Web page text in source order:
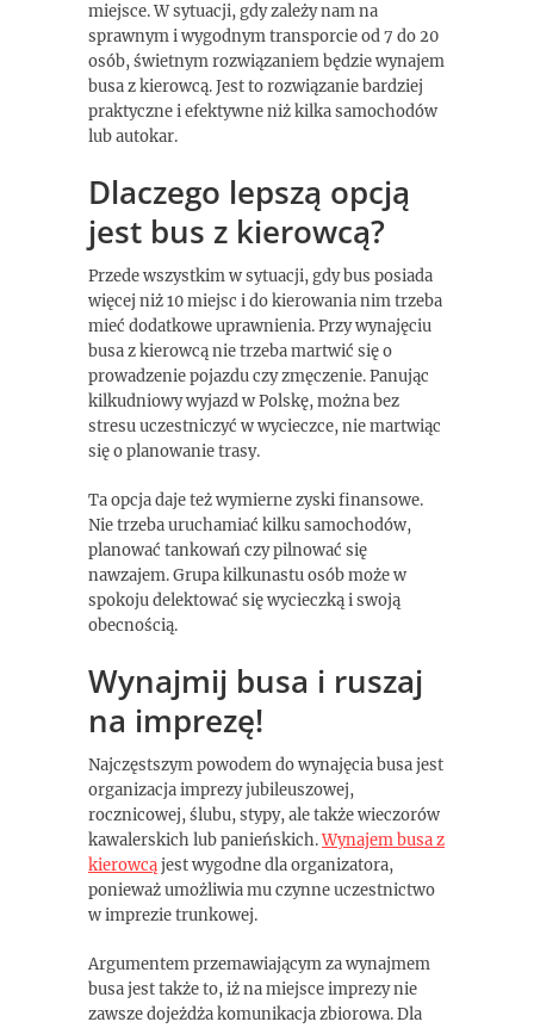
miejsce. W sytuacji, gdy zależy nam na
sprawnym i wygodnym transporcie od 7 do 20
osób, świetnym rozwiązaniem będzie wynajem
busa z kierowcą. Jest to rozwiązanie bardziej
praktyczne i efektywne niż kilka samochodów
lub autokar.
Dlaczego lepszą opcją
jest bus z kierowcą?
Przede wszystkim w sytuacji, gdy bus posiada
więcej niż 10 miejsc i do kierowania nim trzeba
mieć dodatkowe uprawnienia. Przy wynajęciu
busa z kierowcą nie trzeba martwić się o
prowadzenie pojazdu czy zmęczenie. Panując
kilkudniowy wyjazd w Polskę, można bez
stresu uczestniczyć w wycieczce, nie martwiąc
się o planowanie trasy.
Ta opcja daje też wymierne zyski finansowe.
Nie trzeba uruchamiać kilku samochodów,
planować tankowań czy pilnować się
nawzajem. Grupa kilkunastu osób może w
spokoju delektować się wycieczką i swoją
obecnością.
Wynajmij busa i ruszaj
na imprezę!
Najczęstszym powodem do wynajęcia busa jest
organizacja imprezy jubileuszowej,
rocznicowej, ślubu, stypy, ale także wieczorów
kawalerskich lub panieńskich.Wynajem busa z
kierowcąjest wygodne dla organizatora,
ponieważ umożliwia mu czynne uczestnictwo
w imprezie trunkowej.
Argumentem przemawiającym za wynajmem
busa jest także to, iż na miejsce imprezy nie
zawsze dojeżdża komunikacja zbiorowa. Dla